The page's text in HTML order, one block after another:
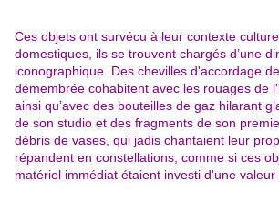
Ces objets ont survécu à leur contexte
domestiques, ils se trouvent chargés d’une
iconographique. Des chevilles d'accordage
démembrée cohabitent avec les rouages de
ainsi qu’avec des bouteilles de gaz hilarant
de son studio et des fragments de son
débris de vases, qui jadis chantaient leur
répandent en constellations, comme si ces
matériel immédiat étaient investi d'une valeur